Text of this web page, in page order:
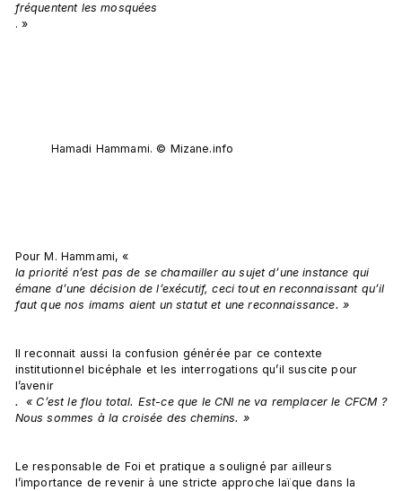
fréquentent les mosquées
. »
Hamadi Hammami. © Mizane.info
Pour M. Hammami, «
la priorité n’est pas de se chamailler au sujet d’une instance qui
émane d’une décision de l’exécutif, ceci tout en reconnaissant qu’il
faut que nos imams aient un statut et une reconnaissance. »
Il reconnait aussi la confusion générée par ce contexte
institutionnel bicéphale et les interrogations qu’il suscite pour
l’avenir
.  « C’est le flou total. Est-ce que le CNI ne va remplacer le CFCM ?
Nous sommes à la croisée des chemins. »
Le responsable de Foi et pratique a souligné par ailleurs
l’importance de revenir à une stricte approche laïque dans la